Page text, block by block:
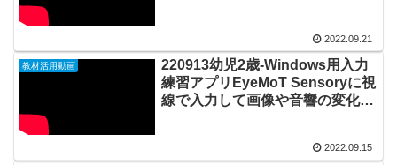
2022.09.21
教材活用動画
220913幼児2歳-Windows用入力
練習アプリEyeMoT Sensoryに視
線で入力して画像や音響の変化を
2022.09.15